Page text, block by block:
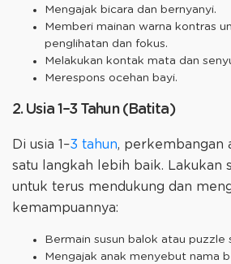
Mengajak bicara dan bernyanyi.
Memberi mainan warna kontras
penglihatan dan fokus.
Melakukan kontak mata dan
Merespons ocehan bayi.
2. Usia 1–3 Tahun (Batita)
Di usia 1–3 tahun, perkembangan
satu langkah lebih baik. Lakukan
untuk terus mendukung dan
kemampuannya:
Bermain susun balok atau puzzle
Mengajak anak menyebut nama